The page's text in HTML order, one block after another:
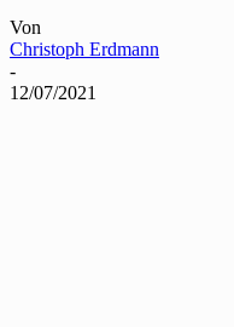
Von
Christoph Erdmann
-
12/07/2021